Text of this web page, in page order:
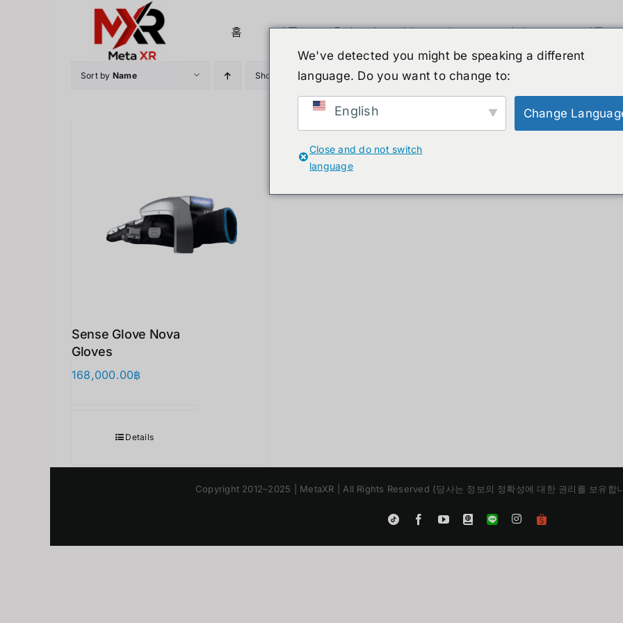
홈 제품 휴머노이드 로봇 뉴스 서비스 쇼핑몰
Sort by Name Show 12 Products
Sense Glove Nova
Gloves
168,000.00฿
Details
Copyright 2012–2025 | MetaXR | All Rights Reserved (당사는 정보의 정확성에 대한 권리를 보유합
Tiktok FacebookYouTube
Blogger
LINE
Instagram
Shopee
We've detected you might be speaking a different
language. Do you want to change to:
English Change
Close and do not switch
language